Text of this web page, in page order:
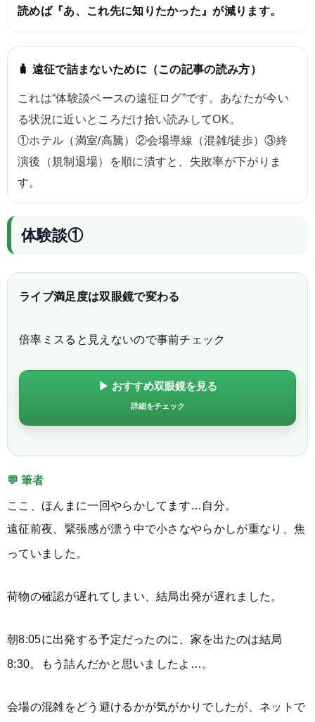
読めば『あ、これ先に知りたかった』が減ります。
🧳 遠征で詰まないために（この記事の読み方）
これは“体験談ベースの遠征ログ”です。あなたが今い
る状況に近いところだけ拾い読みしてOK。
①ホテル（満室/高騰）②会場導線（混雑/徒歩）③終
演後（規制退場）を順に潰すと、失敗率が下がりま
す。
体験談①
ライブ満足度は双眼鏡で変わる
倍率ミスると見えないので事前チェック
▶ おすすめ双眼鏡を見る
詳細をチェック
💬 筆者
ここ、ほんまに一回やらかしてます…自分。
遠征前夜、緊張感が漂う中で小さなやらかしが重なり、焦
っていました。
荷物の確認が遅れてしまい、結局出発が遅れました。
朝8:05に出発する予定だったのに、家を出たのは結局
8:30。もう詰んだかと思いましたよ…。
会場の混雑をどう避けるかが気がかりでしたが、ネットで